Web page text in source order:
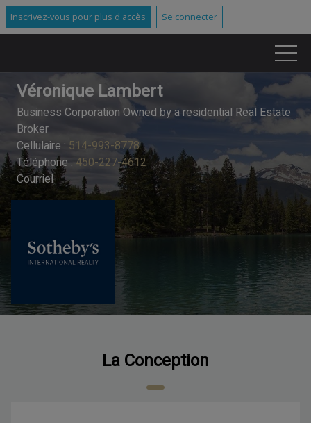
Inscrivez-vous pour plus d'accès Se connecter
Véronique Lambert
Business Corporation Owned by a residential Real Estate
Broker
Cellulaire : 514-993-8778
Téléphone : 450-227-4612
Courriel
La Conception